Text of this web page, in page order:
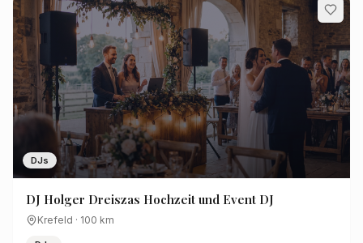
DJs
DJ Holger Dreiszas Hochzeit und Event DJ
Krefeld · 100 km